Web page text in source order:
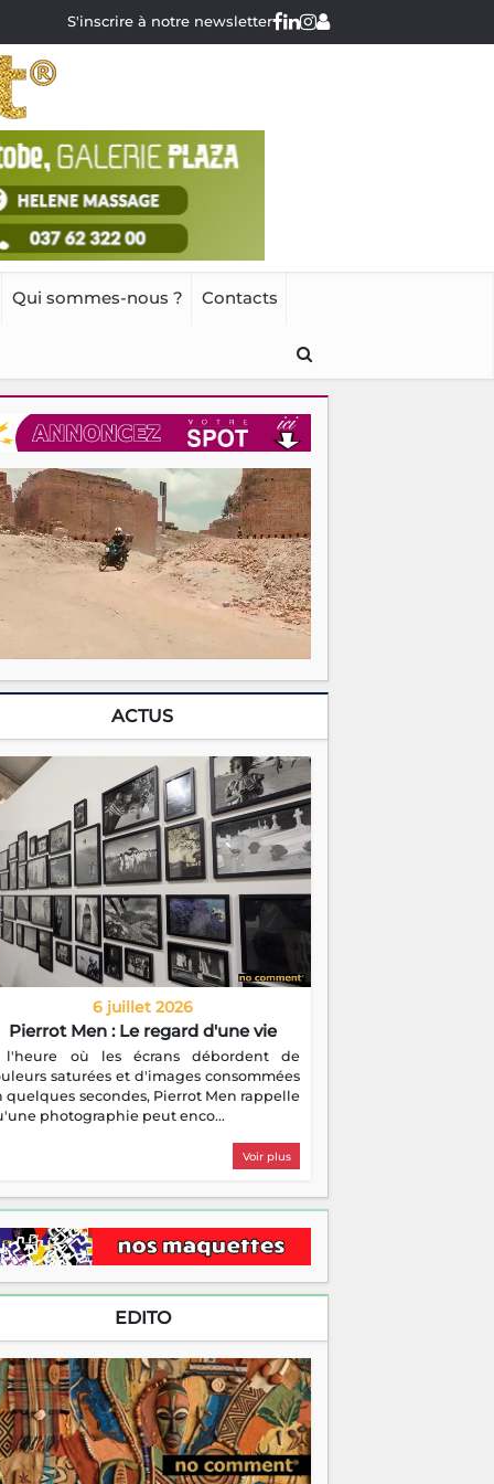
S'inscrire à notre newsletter
Qui sommes-nous ? Contacts
ACTUS
6 juillet 2026
Pierrot Men : Le regard d'une vie
l'heure où les écrans débordent de
saturées et d'images consommées
quelques secondes, Pierrot Men rappelle
photographie peut enco...
Voir plus
EDITO